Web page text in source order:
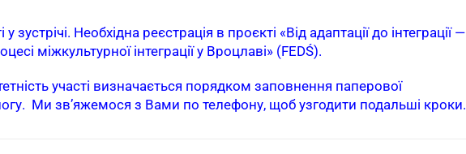
Необхідна реєстрація в проєкті «Від адаптації до інтеграції —
міжкультурної інтеграції у Вроцлаві» (FEDŚ).
участі визначається порядком заповнення паперової
Ми зв’яжемося з Вами по телефону, щоб узгодити подальші кроки.